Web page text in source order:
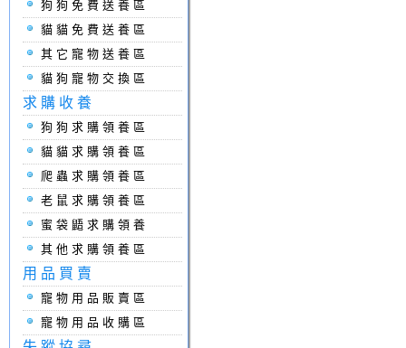
狗狗免費送養區
貓貓免費送養區
其它寵物送養區
貓狗寵物交換區
求購收養
狗狗求購領養區
貓貓求購領養區
爬蟲求購領養區
老鼠求購領養區
蜜袋鼯求購領養
其他求購領養區
用品買賣
寵物用品販賣區
寵物用品收購區